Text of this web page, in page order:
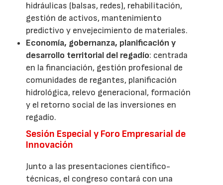
hidráulicas (balsas, redes), rehabilitación,
gestión de activos, mantenimiento
predictivo y envejecimiento de materiales.
Economía, gobernanza, planificación y
desarrollo territorial del regadío: centrada
en la financiación, gestión profesional de
comunidades de regantes, planificación
hidrológica, relevo generacional, formación
y el retorno social de las inversiones en
regadío.
Sesión Especial y Foro Empresarial de
Innovación
Junto a las presentaciones científico-
técnicas, el congreso contará con una